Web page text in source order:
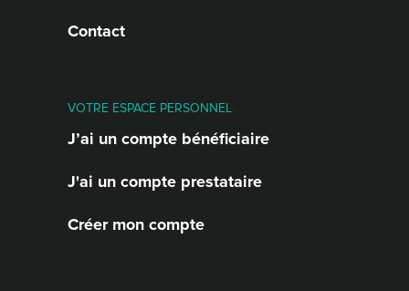
Contact
VOTRE ESPACE PERSONNEL
J’ai un compte bénéficiaire
J'ai un compte prestataire
Créer mon compte